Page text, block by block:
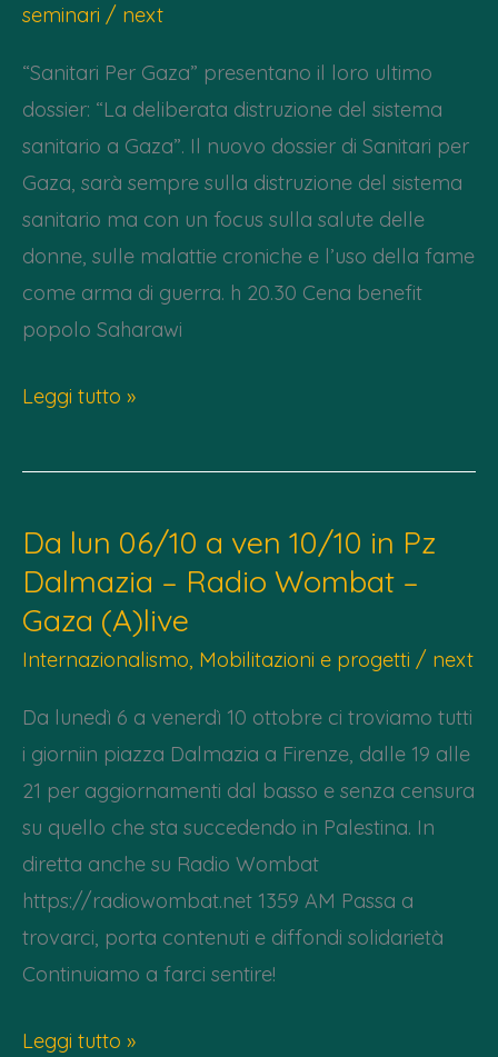
cena
seminari / next
“Sanitari Per Gaza” presentano il loro ultimo
dossier: “La deliberata distruzione del sistema
sanitario a Gaza”. Il nuovo dossier di Sanitari per
Gaza, sarà sempre sulla distruzione del sistema
sanitario ma con un focus sulla salute delle
donne, sulle malattie croniche e l’uso della fame
come arma di guerra. h 20.30 Cena benefit
popolo Saharawi
Lunedì
h
–
Presentazione
nuovo
dossier
“Sanitari
per
Gaza”
Leggi tutto »
Da lun 06/10 a ven 10/10 in Pz
Dalmazia – Radio Wombat –
Gaza (A)live
Internazionalismo, Mobilitazioni e progetti / next
Da lunedì 6 a venerdì 10 ottobre ci troviamo tutti
i giorniin piazza Dalmazia a Firenze, dalle 19 alle
21 per aggiornamenti dal basso e senza censura
su quello che sta succedendo in Palestina. In
diretta anche su Radio Wombat
https://radiowombat.net 1359 AM Passa a
trovarci, porta contenuti e diffondi solidarietà
Continuiamo a farci sentire!
Da
Leggi tutto »